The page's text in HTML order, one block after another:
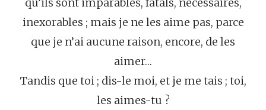
inexorables ; mais je ne les aime pas, parce
que je n’ai aucune raison, encore, de les
aimer…
Tandis que toi ; dis-le moi, et je me tais ; toi,
les aimes-tu ?